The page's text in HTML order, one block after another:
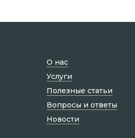
О нас
Услуги
Полезные статьи
Вопросы и ответы
Новости